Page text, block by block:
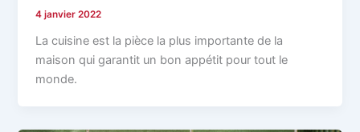
4 janvier 2022
La cuisine est la pièce la plus importante de la
maison qui garantit un bon appétit pour tout le
monde.